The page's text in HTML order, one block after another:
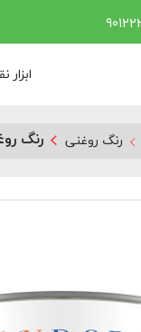
رنگ روغنی رنگ